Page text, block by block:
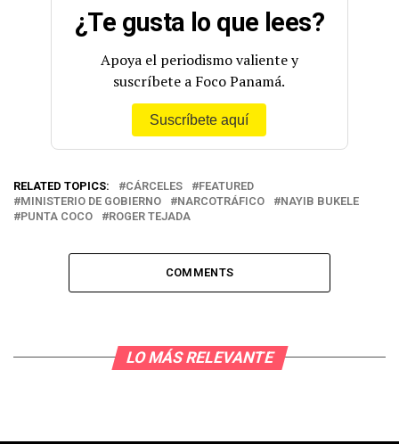
¿Te gusta lo que lees?
Apoya el periodismo valiente y
suscríbete a Foco Panamá.
Suscríbete aquí
RELATED TOPICS: CÁRCELES
FEATURED
MINISTERIO DE GOBIERNO
NARCOTRÁFICO
NAYIB BUKELE
PUNTA COCO
ROGER TEJADA
COMMENTS
LO MÁS RELEVANTE